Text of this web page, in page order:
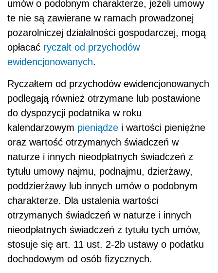
umów o podobnym charakterze, jeżeli umowy
te nie są zawierane w ramach prowadzonej
pozarolniczej działalności gospodarczej, mogą
opłacać ryczałt od przychodów
ewidencjonowanych.
Ryczałtem od przychodów ewidencjonowanych
podlegają również otrzymane lub postawione
do dyspozycji podatnika w roku
kalendarzowym pieniądze i wartości pieniężne
oraz wartość otrzymanych świadczeń w
naturze i innych nieodpłatnych świadczeń z
tytułu umowy najmu, podnajmu, dzierżawy,
poddzierżawy lub innych umów o podobnym
charakterze. Dla ustalenia wartości
otrzymanych świadczeń w naturze i innych
nieodpłatnych świadczeń z tytułu tych umów,
stosuje się art. 11 ust. 2-2b ustawy o podatku
dochodowym od osób fizycznych.